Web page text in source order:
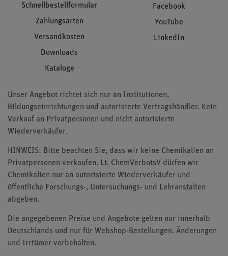
Schnellbestellformular
Zahlungsarten
Versandkosten
Downloads
Kataloge
Facebook
YouTube
LinkedIn
Unser Angebot richtet sich nur an Institutionen,
Bildungseinrichtungen und autorisierte Vertragshändler. Kein
Verkauf an Privatpersonen und nicht autorisierte
Wiederverkäufer.
HINWEIS: Bitte beachten Sie, dass wir keine Chemikalien an
Privatpersonen verkaufen. Lt. ChemVerbotsV dürfen wir
Chemikalien nur an autorisierte Wiederverkäufer und
öffentliche Forschungs-, Untersuchungs- und Lehranstalten
abgeben.
Die angegebenen Preise und Angebote gelten nur innerhalb
Deutschlands und nur für Webshop-Bestellungen. Änderungen
und Irrtümer vorbehalten.